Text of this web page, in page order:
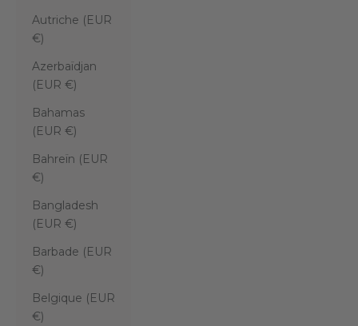
Autriche (EUR
€)
Azerbaïdjan
(EUR €)
Bahamas
(EUR €)
Bahreïn (EUR
€)
Bangladesh
(EUR €)
Barbade (EUR
€)
Belgique (EUR
€)